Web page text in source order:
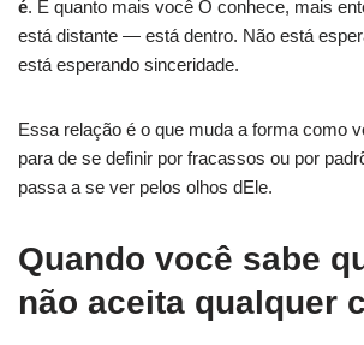
é. E quanto mais você O conhece, mais
está distante — está dentro. Não está
está esperando sinceridade.
Essa relação é o que muda a forma como
para de se definir por fracassos ou por
passa a se ver pelos olhos dEle.
Quando você sabe
não aceita qualquer